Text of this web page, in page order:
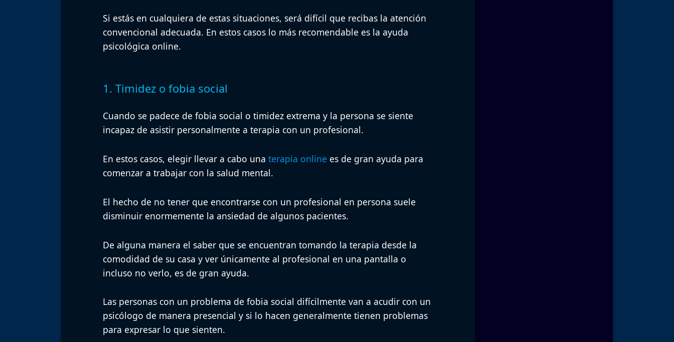
Si estás en cualquiera de estas situaciones, será difícil que recibas la atención
convencional adecuada. En estos casos lo más recomendable es la ayuda
psicológica online.
1. Timidez o fobia social
Cuando se padece de fobia social o timidez extrema y la persona se siente
incapaz de asistir personalmente a terapia con un profesional.
En estos casos, elegir llevar a cabo una terapia online es de gran ayuda para
comenzar a trabajar con la salud mental.
El hecho de no tener que encontrarse con un profesional en persona suele
disminuir enormemente la ansiedad de algunos pacientes.
De alguna manera el saber que se encuentran tomando la terapia desde la
comodidad de su casa y ver únicamente al profesional en una pantalla o
incluso no verlo, es de gran ayuda.
Las personas con un problema de fobia social difícilmente van a acudir con un
psicólogo de manera presencial y si lo hacen generalmente tienen problemas
para expresar lo que sienten.